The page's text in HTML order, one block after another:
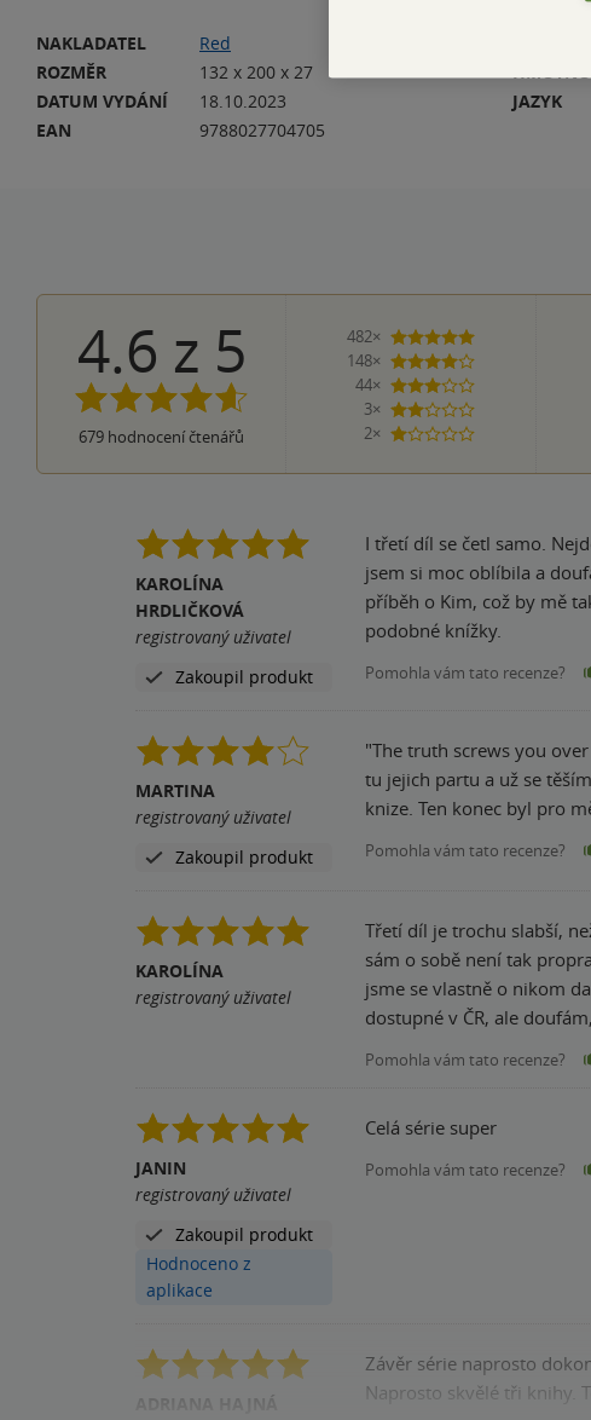
NAKLADATEL
Red
ROZMĚR
132 x 200 x 27
DATUM VYDÁNÍ
18.10.2023
EAN
9788027704705
JAZYK
4.6 z 5
679 hodnocení čtenářů
482×
5 hvězdiček
148×
4 hvězdičky
44×
3 hvězdičky
3×
2 hvězdičky
2×
1 hvezdička
KAROLÍNA
HRDLIČKOVÁ
registrovaný uživatel
Zakoupil produkt
I třetí díl se četl samo.
jsem si moc oblíbila a
příběh o Kim, což by mě
podobné knížky.
Pomohla vám tato recenze?
MARTINA
registrovaný uživatel
Zakoupil produkt
"The truth screws you
tu jejich partu a už se
knize. Ten konec byl pro
Pomohla vám tato recenze?
KAROLÍNA
registrovaný uživatel
Třetí díl je trochu slabší,
sám o sobě není tak
jsme se vlastně o nikom dalším
dostupné v ČR, ale
Pomohla vám tato recenze?
JANIN
registrovaný uživatel
Zakoupil produkt
Hodnoceno z
aplikace
Celá série super
Pomohla vám tato recenze?
ADRIANA HAJNÁ
Závěr série naprosto
Naprosto skvělé tři knihy.